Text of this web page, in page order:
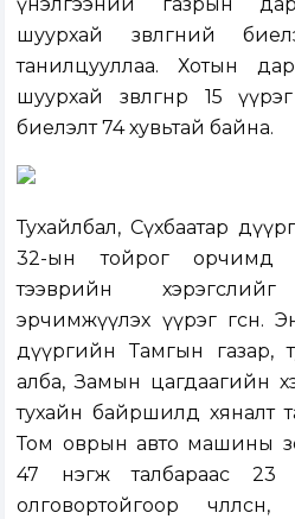
үнэлгээний газрын
шуурхай зөвлөгөөний
танилцууллаа. Хотын
шуурхай зөвлөгөөнөөр 15
биелэлт 74 хувьтай байна.
Тухайлбал, Сүхбаатар
32-ын тойрог орчимд
тээврийн
эрчимжүүлэх үүрэг өгсөн.
дүүргийн Тамгын газар,
алба, Замын цагдаагийн
тухайн байршилд хяналт
Том оврын авто машины
47 нэгж талбараас 23
олговортойгоор